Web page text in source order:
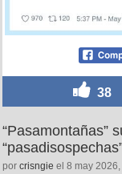
38
“Pasamontañas”
por crisngie el 8 may